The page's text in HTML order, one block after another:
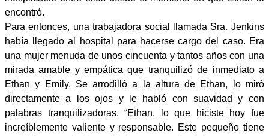
encontró.
Para entonces, una trabajadora social llamada Sra. Jenkins
había llegado al hospital para hacerse cargo del caso. Era
una mujer menuda de unos cincuenta y tantos años con una
mirada amable y empática que tranquilizó de inmediato a
Ethan y Emily. Se arrodilló a la altura de Ethan, lo miró
directamente a los ojos y le habló con suavidad y con
palabras tranquilizadoras. “Ethan, lo que hiciste hoy fue
increíblemente valiente y responsable. Este pequeño tiene